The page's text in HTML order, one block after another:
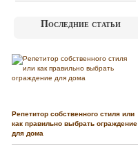
Последние статьи
Репетитор собственного стиля или
как правильно выбрать ограждение
для дома